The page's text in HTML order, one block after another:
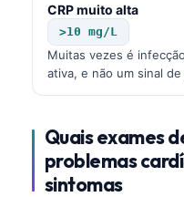
CRP muito alta
>10 mg/L
Muitas vezes é
ativa, e não um sinal
Quais exames
problemas
sintomas